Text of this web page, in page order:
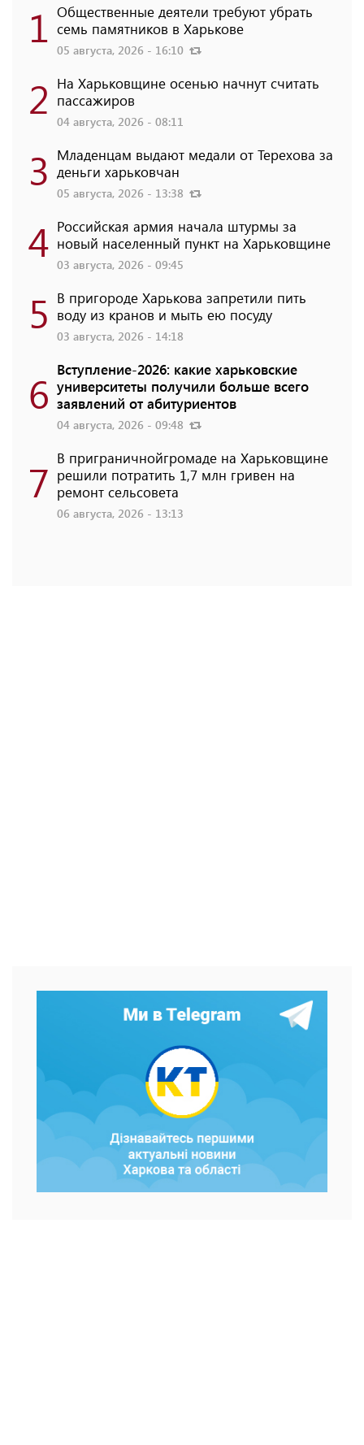
1 Общественные деятели требуют убрать
семь памятников в Харькове
05 августа, 2026 - 16:10
2 На Харьковщине осенью начнут считать
пассажиров
04 августа, 2026 - 08:11
3 Младенцам выдают медали от Терехова за
деньги харьковчан
05 августа, 2026 - 13:38
4 Российская армия начала штурмы за
новый населенный пункт на Харьковщине
03 августа, 2026 - 09:45
5 В пригороде Харькова запретили пить
воду из кранов и мыть ею посуду
03 августа, 2026 - 14:18
6 Вступление-2026: какие харьковские
университеты получили больше всего
заявлений от абитуриентов
04 августа, 2026 - 09:48
7 В приграничнойгромаде на Харьковщине
решили потратить 1,7 млн ​​гривен на
ремонт сельсовета
06 августа, 2026 - 13:13